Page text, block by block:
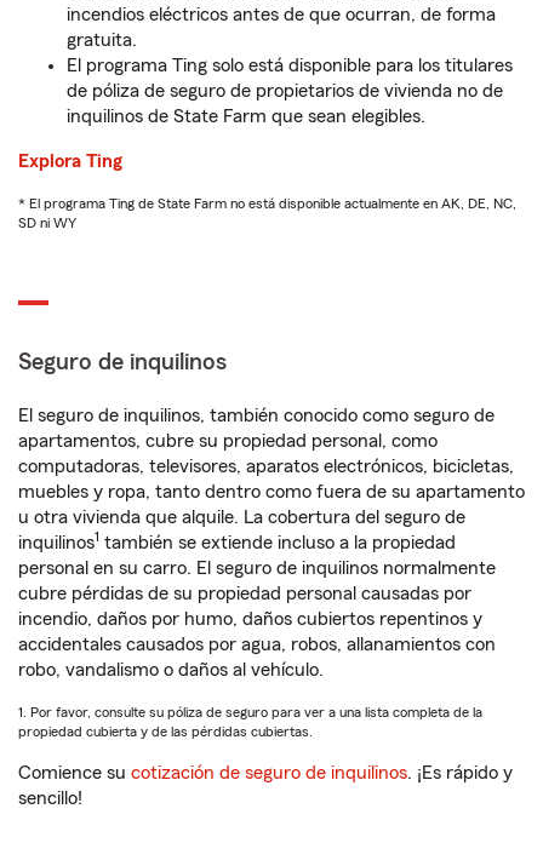
incendios eléctricos antes de que ocurran, de forma
gratuita.
El programa Ting solo está disponible para los titulares
de póliza de seguro de propietarios de vivienda no de
inquilinos de State Farm que sean elegibles.
Explora Ting
* El programa Ting de State Farm no está disponible actualmente en AK, DE, NC,
SD ni WY
Seguro de inquilinos
El seguro de inquilinos, también conocido como seguro de
apartamentos, cubre su propiedad personal, como
computadoras, televisores, aparatos electrónicos, bicicletas,
muebles y ropa, tanto dentro como fuera de su apartamento
u otra vivienda que alquile. La cobertura del seguro de
inquilinos1 también se extiende incluso a la propiedad
personal en su carro. El seguro de inquilinos normalmente
cubre pérdidas de su propiedad personal causadas por
incendio, daños por humo, daños cubiertos repentinos y
accidentales causados por agua, robos, allanamientos con
robo, vandalismo o daños al vehículo.
1. Por favor, consulte su póliza de seguro para ver a una lista completa de la
propiedad cubierta y de las pérdidas cubiertas.
Comience su cotización de seguro de inquilinos. ¡Es rápido y
sencillo!